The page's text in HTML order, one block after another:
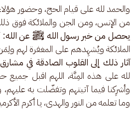
والحمد لله على قيام الحج، وحضور
من الإنس، ومن الجن والملائكة فوق ذلك
يحصل من خبر رسول الله ﷺ عن الله:
الملائكة ويُشهِدهم على المغفرة لهم
آثار ذلك إلى القلوب الصادقة في
لله على هذه المِنَّة، اللهم اقبل جميع
وأشرِكنا فيما آتيتهم وتفضّلت به
وما تعلمه من النور والهدى، يا أكرم